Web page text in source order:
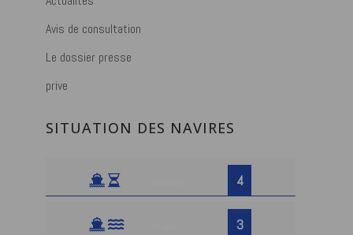
Avis de consultation
Le dossier presse
prive
SITUATION DES NAVIRES
4
3